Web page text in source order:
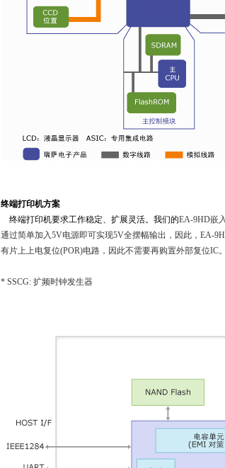
终端打印机方案
终端打印机要求工作稳定、扩展灵活。我们的EA-9HD嵌
通过简单加入5V电源即可实现5V全摆幅输出，因此， EA-
有片上上电复位(POR)电路，因此不需要再购置外部复位IC。
* SSCG: 扩频时钟发生器